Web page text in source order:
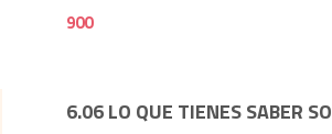
900
6.06 LO QUE TIENES SABER